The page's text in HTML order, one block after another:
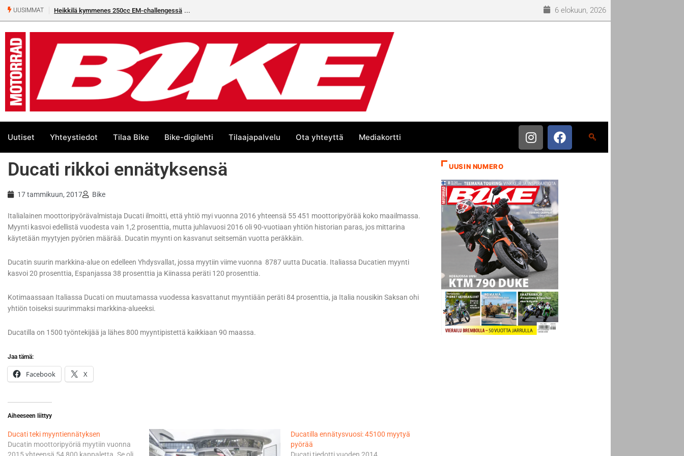
UUSIMMAT Heikkilä kymmenes 250cc EM-challengessä 6 elokuun, 2026
Uutiset Yhteystiedot Tilaa Bike Bike-digilehti Tilaajapalvelu Ota yhteyttä Mediakortti
Ducati rikkoi ennätyksensä
17 tammikuun, 2017 Bike
Italialainen moottoripyörävalmistaja Ducati ilmoitti, että yhtiö myi vuonna 2016 yhteensä 55 451 moottoripyörää koko maailmassa.
Myynti kasvoi edellistä vuodesta vain 1,2 prosenttia, mutta juhlavuosi 2016 oli 90-vuotiaan yhtiön historian paras, jos mittarina
käytetään myytyjen pyörien määrää. Ducatin myynti on kasvanut seitsemän vuotta peräkkäin.
Ducatin suurin markkina-alue on edelleen Yhdysvallat, jossa myytiin viime vuonna 8787 uutta Ducatia. Italiassa Ducatien myynti
kasvoi 20 prosenttia, Espanjassa 38 prosenttia ja Kiinassa peräti 120 prosenttia.
Kotimaassaan Italiassa Ducati on muutamassa vuodessa kasvattanut myyntiään peräti 84 prosenttia, ja Italia nousikin Saksan ohi
yhtiön toiseksi suurimmaksi markkina-alueeksi.
Ducatilla on 1500 työntekijää ja lähes 800 myyntipistettä kaikkiaan 90 maassa.
Jaa tämä:
Facebook X
Aiheeseen liittyy
Ducati teki myyntiennätyksen
Ducatin moottoripyöriä myytiin vuonna
Ducatilla ennätysvuosi: 45100 myytyä
pyörää
UUSIN NUMERO